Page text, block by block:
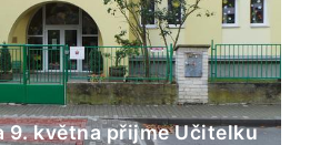
9. května přijme Učitelku